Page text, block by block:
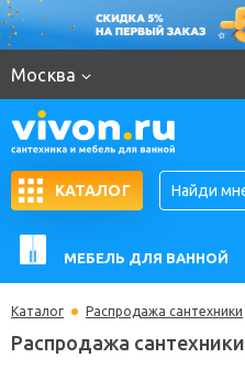
Москва
КАТАЛОГ
МЕБЕЛЬ ДЛЯ ВАННОЙ
Каталог Распродажа сантехники
Распродажа сантехники